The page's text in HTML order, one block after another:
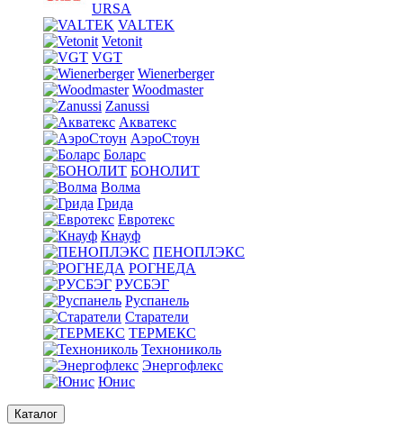
URSA
VALTEK
Vetonit
VGT
Wienerberger
Woodmaster
Zanussi
Акватекс
АэроСтоун
Боларс
БОНОЛИТ
Волма
Грида
Евротекс
Кнауф
ПЕНОПЛЭКС
РОГНЕДА
РУСБЭГ
Руспанель
Старатели
ТЕРМЕКС
Технониколь
Энергофлекс
Юнис
Каталог